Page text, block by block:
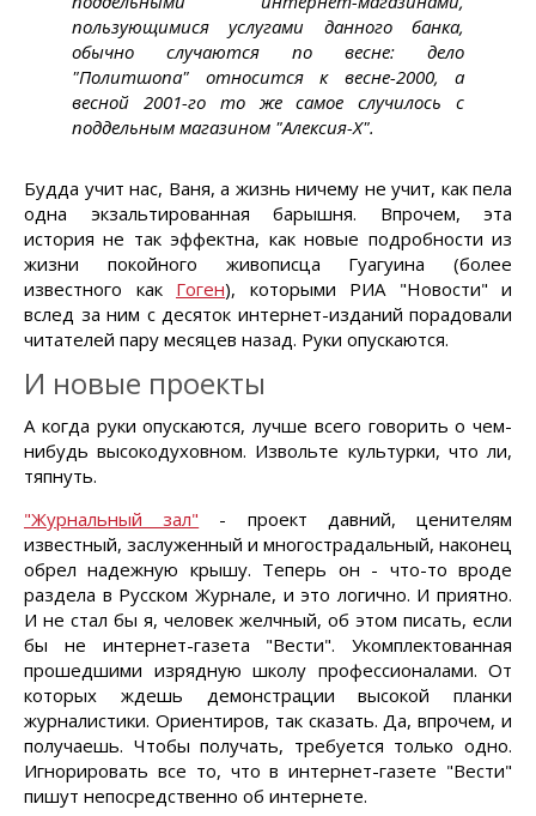
пользующимися услугами данного банка,
обычно случаются по весне: дело
"Политшопа" относится к весне-2000, а
весной 2001-го то же самое случилось с
поддельным магазином "Алексия-X".
Будда учит нас, Ваня, а жизнь ничему не учит, как пела
одна экзальтированная барышня. Впрочем, эта
история не так эффектна, как новые подробности из
жизни покойного живописца Гуагуина (более
известного как Гоген), которыми РИА "Новости" и
вслед за ним с десяток интернет-изданий порадовали
читателей пару месяцев назад. Руки опускаются.
И новые проекты
А когда руки опускаются, лучше всего говорить о чем-
нибудь высокодуховном. Извольте культурки, что ли,
тяпнуть.
"Журнальный зал" - проект давний, ценителям
известный, заслуженный и многострадальный, наконец
обрел надежную крышу. Теперь он - что-то вроде
раздела в Русском Журнале, и это логично. И приятно.
И не стал бы я, человек желчный, об этом писать, если
бы не интернет-газета "Вести". Укомплектованная
прошедшими изрядную школу профессионалами. От
которых ждешь демонстрации высокой планки
журналистики. Ориентиров, так сказать. Да, впрочем, и
получаешь. Чтобы получать, требуется только одно.
Игнорировать все то, что в интернет-газете "Вести"
пишут непосредственно об интернете.